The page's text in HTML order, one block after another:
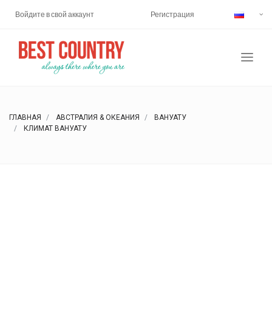
Войдите в свой аккаунт Регистрация
ГЛАВНАЯ АВСТРАЛИЯ & ОКЕАНИЯ
ВАНУАТУ
КЛИМАТ ВАНУАТУ